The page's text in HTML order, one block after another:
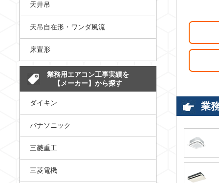
業
天井吊
天吊自在形・ワンダ風流
床置形
業務用エアコン工事実績を
【メーカー】から探す
ダイキン
パナソニック
三菱重工
三菱電機